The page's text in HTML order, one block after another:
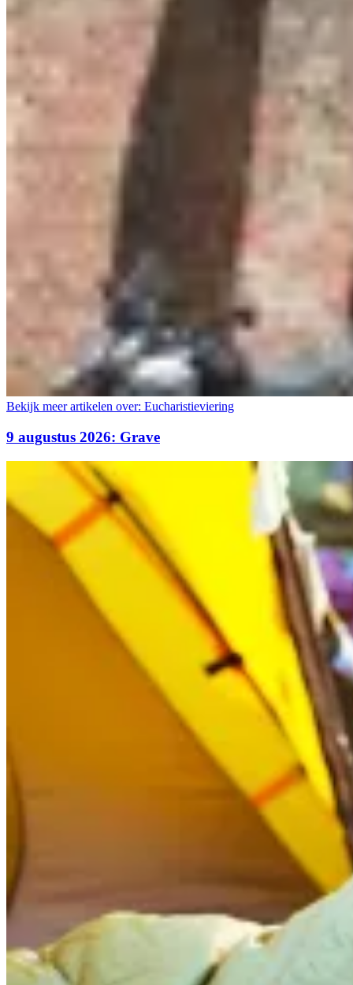
Bekijk meer artikelen over: Eucharistieviering
9 augustus 2026: Grave